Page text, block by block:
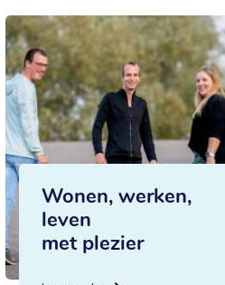
Wonen, werken,
leven
met plezier